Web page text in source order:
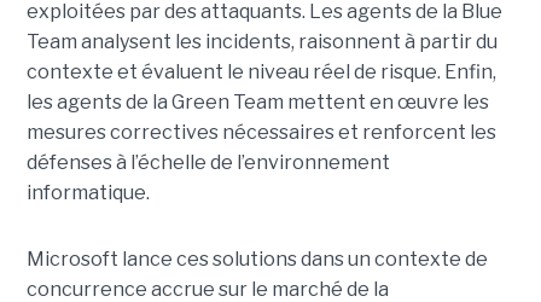
exploitées par des attaquants. Les agents de la Blue
Team analysent les incidents, raisonnent à partir du
contexte et évaluent le niveau réel de risque. Enfin,
les agents de la Green Team mettent en œuvre les
mesures correctives nécessaires et renforcent les
défenses à l’échelle de l’environnement
informatique.
Microsoft lance ces solutions dans un contexte de
concurrence accrue sur le marché de la